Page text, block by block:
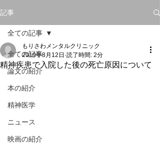
記事
全ての記事
論文の紹介
本の紹介
精神医学
ニュース
映画の紹介
全ての記事
精神疾患で入院した後の死亡原因について
もりさわメンタルクリニック
2019年8月12日 読了時間: 2分